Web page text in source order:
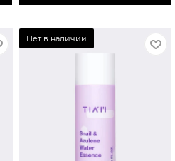
Нет в наличии